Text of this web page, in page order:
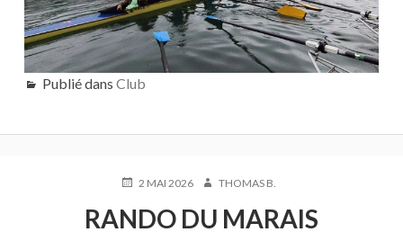
Publié dans Club
PUBLIÉ2 MAI 2026 AUTEUR
THOMAS B.
RANDO DU MARAIS